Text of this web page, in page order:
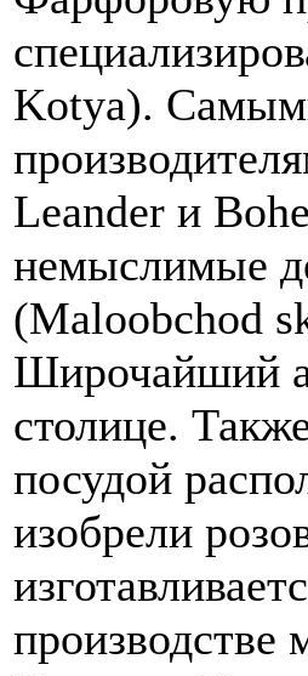
Kotya).
Leander и
немыслимые
(Maloobchod
Широчайший
столице.
посудой
изобрели